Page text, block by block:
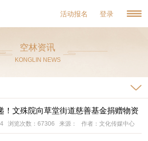
活动报名 登录
空林资讯
KONGLIN NEWS
！文殊院向草堂街道慈善基金捐赠物资
浏览次数：67306 来源： 作者：文化传媒中心